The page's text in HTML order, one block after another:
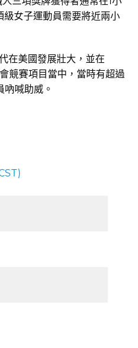
三項獎牌獲得者通常在1小
女子運動員需要將近兩小
在美國發展壯大，並在
競賽項目當中，當時有超過
喊助威。